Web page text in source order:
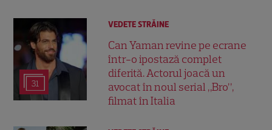
31
VEDETE STRĂINE
Can Yaman revine pe ecrane
într-o ipostază complet
diferită. Actorul joacă un
avocat în noul serial „Bro”,
filmat în Italia